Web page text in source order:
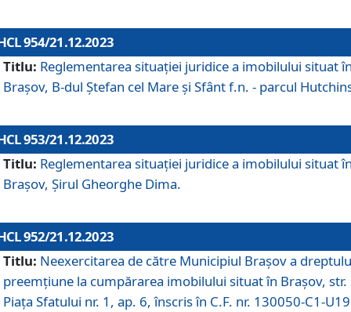
954/21.12.2023
Titlu: Reglementarea situației juridice a imobilului situat
Brașov, B-dul Ștefan cel Mare și Sfânt f.n. - parcul
953/21.12.2023
Titlu: Reglementarea situației juridice a imobilului situat
Brașov, Șirul Gheorghe Dima.
952/21.12.2023
Titlu: Neexercitarea de către Municipiul Brașov a
preemțiune la cumpărarea imobilului situat în Brașov, str.
Piața Sfatului nr. 1, ap. 6, înscris în C.F. nr. 130050-C1-U19